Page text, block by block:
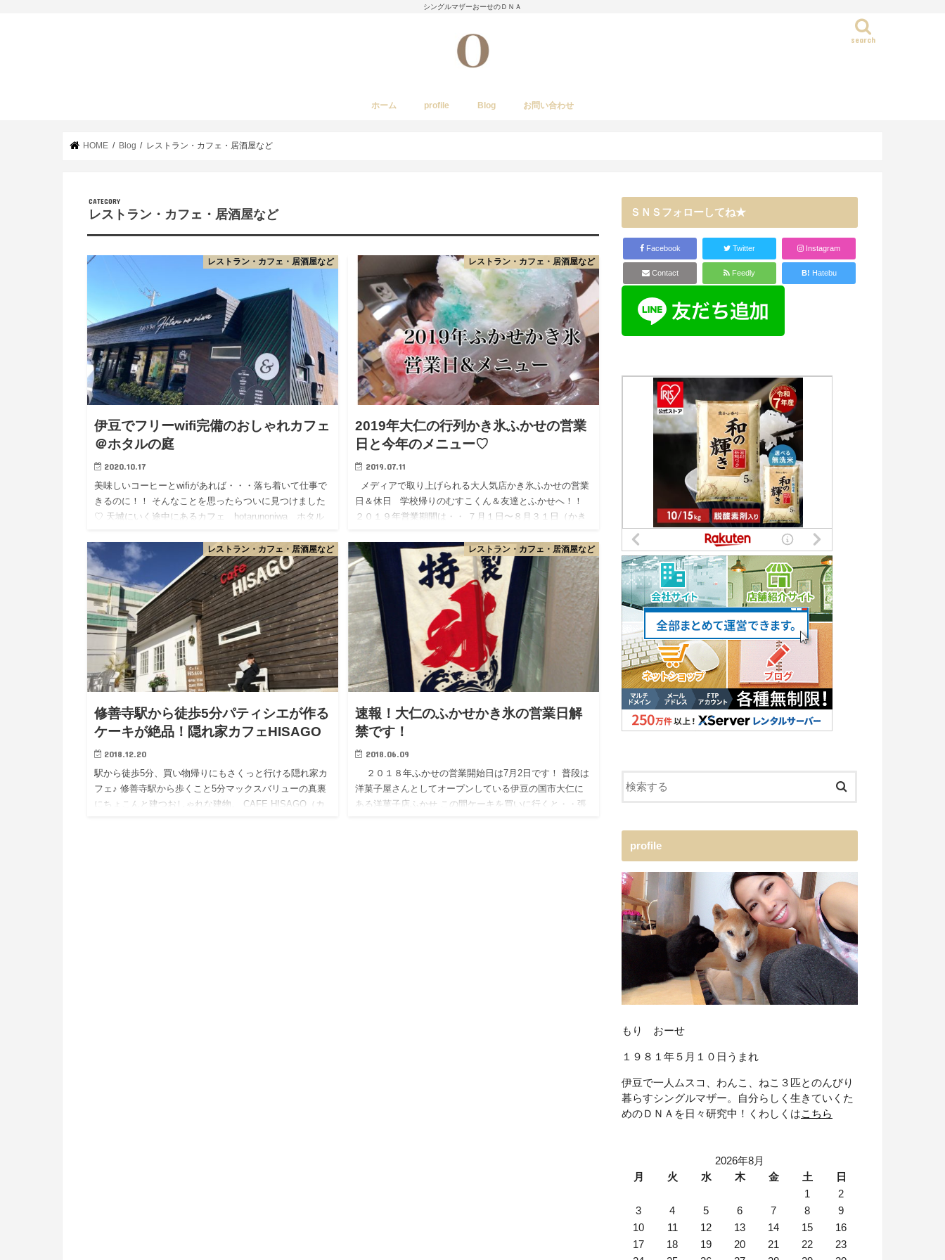
シングルマザーおーせのＤＮＡ
search
ホーム profile Blog お問い合わせ
HOME Blog レストラン・カフェ・居酒屋など
レストラン・カフェ・居酒屋など
レストラン・カフェ・居酒屋など
伊豆でフリーwifi完備のおしゃれカフェ
＠ホタルの庭
2020.10.17
美味しいコーヒーとwifiがあれば・・・落ち着いて仕事で
きるのに！！ そんなことを思ったらついに見つけました
♡ 天城にいく途中にあるカフェ hotarunoniwa ホタル
レストラン・カフェ・居酒屋など
2019年大仁の行列かき氷ふかせの営業
日と今年のメニュー♡
2019.07.11
メディアで取り上げられる大人気店かき氷ふかせの営業
日＆休日 学校帰りのむすこくん＆友達とふかせへ！！
２０１９年営業期間は・・ ７月１日〜８月３１日（かき
レストラン・カフェ・居酒屋など
修善寺駅から徒歩5分パティシエが作る
ケーキが絶品！隠れ家カフェHISAGO
2018.12.20
駅から徒歩5分、買い物帰りにもさくっと行ける隠れ家カ
フェ♪ 修善寺駅から歩くこと5分マックスバリューの真裏
にちょこんと建つおしゃれな建物。 CAFE HISAGO（カ
レストラン・カフェ・居酒屋など
速報！大仁のふかせかき氷の営業日解
禁です！
2018.06.09
２０１８年ふかせの営業開始日は7月2日です！ 普段は
洋菓子屋さんとしてオープンしている伊豆の国市大仁に
ある洋菓子店ふかせ この間ケーキを買いに行くと・・張
ＳＮＳフォローしてね★
Facebook Twitter Instagram
Contact Feedly B! Hatebu
profile
もり おーせ
１９８１年５月１０日うまれ
伊豆で一人ムスコ、わんこ、ねこ３匹とのんびり
暮らすシングルマザー。自分らしく生きていくた
めのＤＮＡを日々研究中！くわしくはこちら
2026年8月
月
火 水 木 金 土
日
1
2
3
4 5 6 7 8
9
10
11 12 13 14 15
16
17
18 19 20 21 22
23